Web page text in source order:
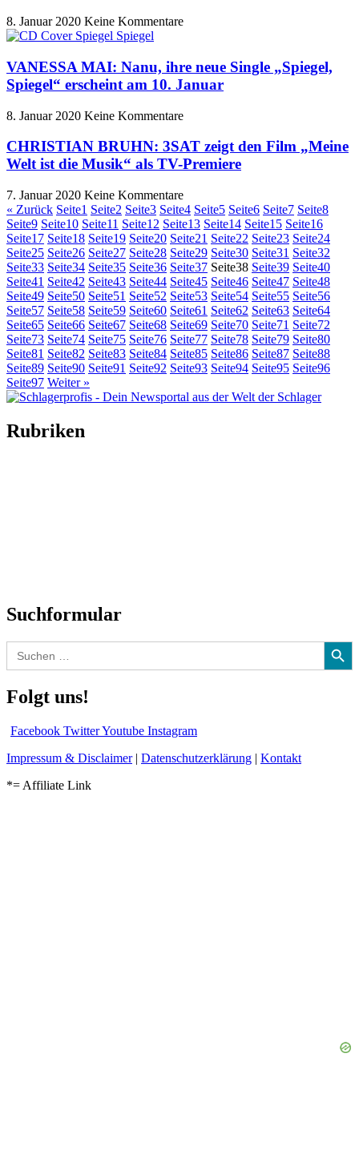
8. Januar 2020 Keine Kommentare
VANESSA MAI: Nanu, ihre neue Single „Spiegel,
Spiegel“ erscheint am 10. Januar
8. Januar 2020 Keine Kommentare
CHRISTIAN BRUHN: 3SAT zeigt den Film „Meine
Welt ist die Musik“ als TV-Premiere
7. Januar 2020 Keine Kommentare
« Zurück Seite1 Seite2 Seite3 Seite4 Seite5 Seite6 Seite7 Seite8
Seite9 Seite10 Seite11 Seite12 Seite13 Seite14 Seite15 Seite16
Seite17 Seite18 Seite19 Seite20 Seite21 Seite22 Seite23 Seite24
Seite25 Seite26 Seite27 Seite28 Seite29 Seite30 Seite31 Seite32
Seite33 Seite34 Seite35 Seite36 Seite37 Seite38 Seite39 Seite40
Seite41 Seite42 Seite43 Seite44 Seite45 Seite46 Seite47 Seite48
Seite49 Seite50 Seite51 Seite52 Seite53 Seite54 Seite55 Seite56
Seite57 Seite58 Seite59 Seite60 Seite61 Seite62 Seite63 Seite64
Seite65 Seite66 Seite67 Seite68 Seite69 Seite70 Seite71 Seite72
Seite73 Seite74 Seite75 Seite76 Seite77 Seite78 Seite79 Seite80
Seite81 Seite82 Seite83 Seite84 Seite85 Seite86 Seite87 Seite88
Seite89 Seite90 Seite91 Seite92 Seite93 Seite94 Seite95 Seite96
Seite97 Weiter »
Rubriken
Suchformular
Search
for:
Search Button
Folgt uns!
Facebook TwitterYoutube Instagram
Impressum & Disclaimer| Datenschutzerklärung | Kontakt
*= Affiliate Link